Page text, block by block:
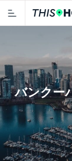
バンクー